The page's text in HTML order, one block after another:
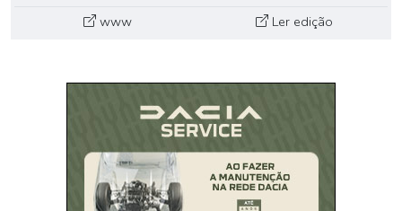
www Ler edição